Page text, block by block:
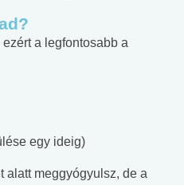
a legfontosabb a
egy ideig)
alatt meggyógyulsz, de a